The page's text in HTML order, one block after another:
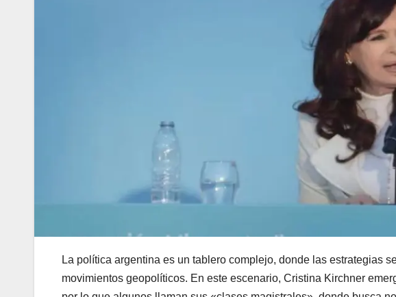
La política argentina es un tablero complejo, donde las estrategias
movimientos geopolíticos. En este escenario, Cristina Kirchner